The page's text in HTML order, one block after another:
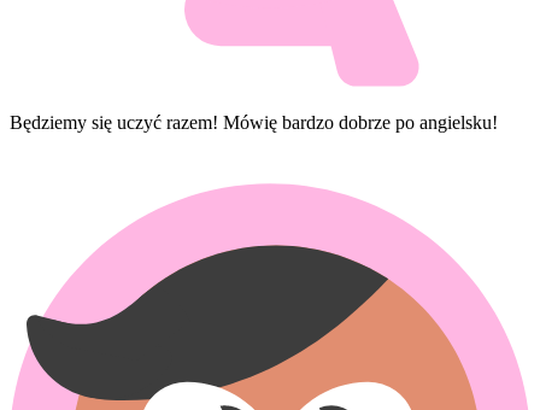
Będziemy się uczyć razem! Mówię bardzo dobrze po angielsku!